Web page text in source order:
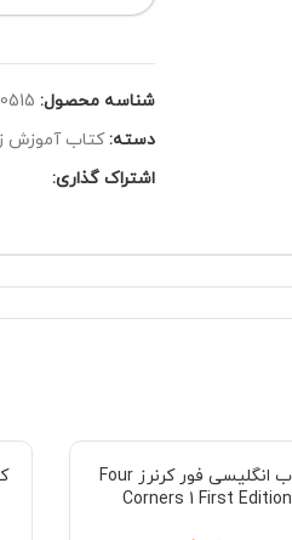
شناسه محصول:
دسته: کتاب آموزش
اشتراک گذاری:
کتاب انگلیسی فور کرنرز Four
Corners 1 First Edition